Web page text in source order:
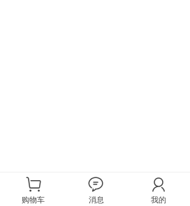
购物车 消息 我的